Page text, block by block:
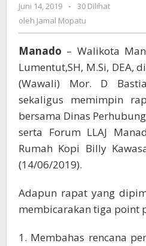
Juni 14, 2019
oleh
Jamal
Mopatu
-
30 Dilihat
oleh Jamal Mopatu
Manado – Walikota
Lumentut,SH, M.Si, DEA,
(Wawali) Mor. D
sekaligus memimpin
bersama Dinas
serta Forum LLAJ
Rumah Kopi Billy
(14/06/2019).
Adapun rapat yang
membicarakan tiga point
1. Membahas rencana